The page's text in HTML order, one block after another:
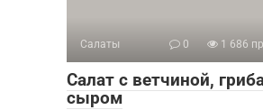
Салаты 0 1 686
Салат с ветчиной,
сыром